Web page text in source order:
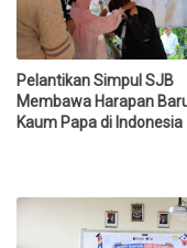
Pelantikan Simpul SJB
Membawa Harapan
Kaum Papa di Indonesia